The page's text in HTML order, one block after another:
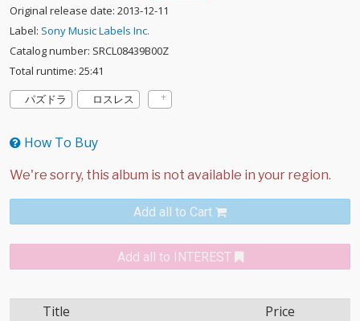
Original release date: 2013-12-11
Label: Sony Music Labels Inc.
Catalog number: SRCL08439B00Z
Total runtime: 25:41
パズドラ
ロスレス
How To Buy
Add all to Cart
Add all to INTEREST
Title Price